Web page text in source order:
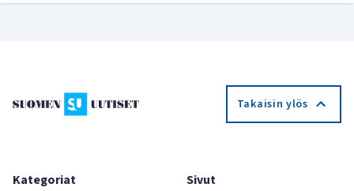
Takaisin ylös
Kategoriat
Sivut